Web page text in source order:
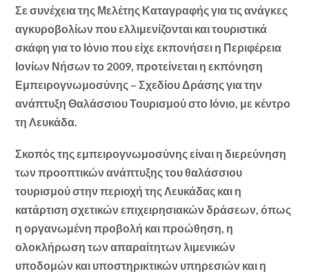
Σε συνέχεια της Μελέτης Καταγραφής για τις ανάγκες
αγκυροβολίων που ελλιμενίζονται και τουριστικά
σκάφη για το Ιόνιο που είχε εκπονήσει η Περιφέρεια
Ιονίων Νήσων το 2009, προτείνεται η εκπόνηση
Εμπειρογνωμοσύνης – Σχεδίου Δράσης για την
ανάπτυξη Θαλάσσιου Τουρισμού στο Ιόνιο, με κέντρο
τη Λευκάδα.
Σκοπός της εμπειρογνωμοσύνης είναι η διερεύνηση
των προοπτικών ανάπτυξης του θαλάσσιου
τουρισμού στην περιοχή της Λευκάδας και η
κατάρτιση σχετικών επιχειρησιακών δράσεων, όπως
η οργανωμένη προβολή και προώθηση, η
ολοκλήρωση των απαραίτητων λιμενικών
υποδομών και υποστηρικτικών υπηρεσιών και η